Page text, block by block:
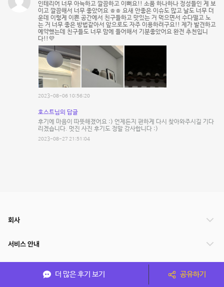
인테리어 너무 아늑하고 깔끔하고 이뻐요!! 소품 하나하나 정성들인 게 보
이고 깔끔해서 너무 좋았어요 ㅎㅎ 요새 안좋은 이슈도 많고 날도 너무 더
운데 이렇게 이쁜 공간에서 친구들하고 맛있는 거 먹으면서 수다떨고 노
는 거 너무 좋은 방법같아서 앞으로도 자주 이용하려구요!! 제가 발견하고
예약했는데 친구들도 너무 맘에 들어해서 기분좋았어요 완전 추천입니
다!!💜
2023-08-06 10:56:20
호스트님의 답글
후기에 마음이 따뜻해졌어요 :) 언제든지 편하게 다시 찾아와주시길 기다
리겠습니다. 멋진 사진 후기도 정말 감사합니다 :)
2023-08-27 21:51:04
더 많은 후기 보기 공유하기
회사
서비스 안내